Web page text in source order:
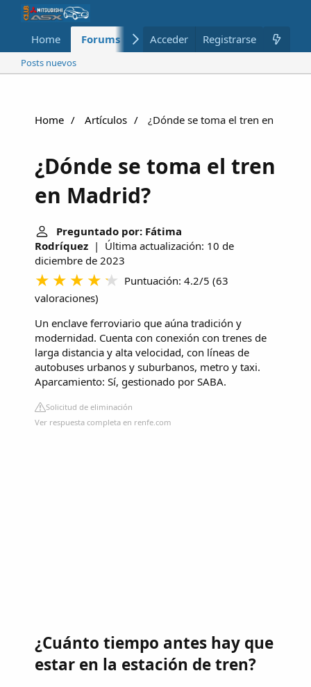
Home Forums Nuevo Miembros
Acceder Registrarse
Posts nuevos
Home Artículos ¿Dónde se toma el tren en
¿Dónde se toma el tren
en Madrid?
Preguntado por: Fátima
Rodríquez | Última actualización: 10 de
diciembre de 2023
Puntuación: 4.2/5 (63
valoraciones)
Un enclave ferroviario que aúna tradición y
modernidad. Cuenta con conexión con trenes de
larga distancia y alta velocidad, con líneas de
autobuses urbanos y suburbanos, metro y taxi.
Aparcamiento: Sí, gestionado por SABA.
Solicitud de eliminación
Ver respuesta completa en renfe.com
¿Cuánto tiempo antes hay que
estar en la estación de tren?